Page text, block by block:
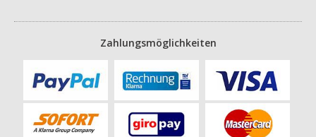
Zahlungsmöglichkeiten